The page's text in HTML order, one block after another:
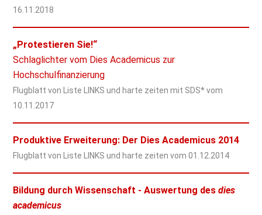
16.11.2018
„Protestieren Sie!“
Schlaglichter vom Dies Academicus zur
Hochschulfinanzierung
Flugblatt von Liste LINKS und harte zeiten mit SDS* vom
10.11.2017
Produktive Erweiterung: Der Dies Academicus 2014
Flugblatt von Liste LINKS und harte zeiten vom01.12.2014
Bildung durch Wissenschaft - Auswertung desdies
academicus